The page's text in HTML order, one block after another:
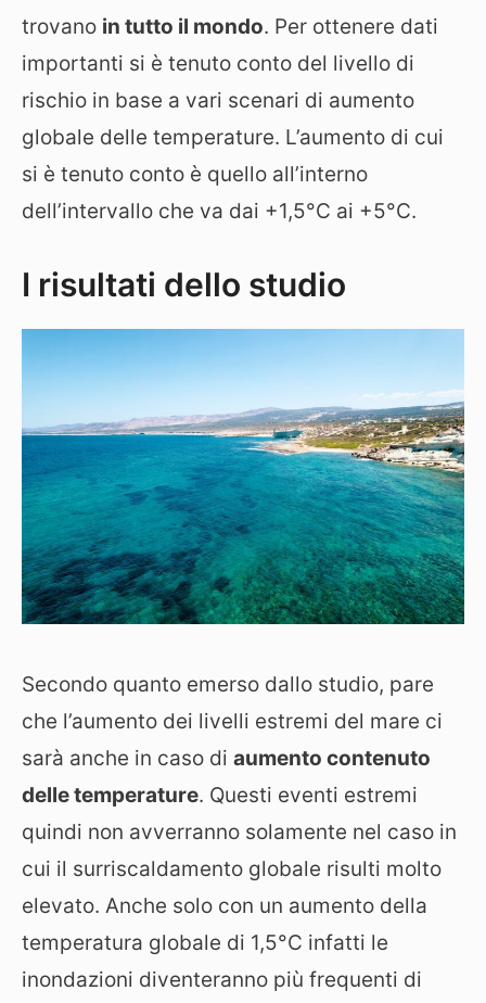
trovano in tutto il mondo. Per ottenere dati
importanti si è tenuto conto del livello di
rischio in base a vari scenari di aumento
globale delle temperature. L’aumento di cui
si è tenuto conto è quello all’interno
dell’intervallo che va dai +1,5°C ai +5°C.
I risultati dello studio
Secondo quanto emerso dallo studio, pare
che l’aumento dei livelli estremi del mare ci
sarà anche in caso di aumento contenuto
delle temperature. Questi eventi estremi
quindi non avverranno solamente nel caso in
cui il surriscaldamento globale risulti molto
elevato. Anche solo con un aumento della
temperatura globale di 1,5°C infatti le
inondazioni diventeranno più frequenti di